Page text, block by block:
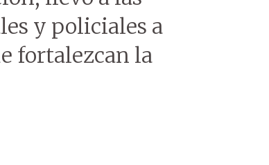
y policiales a
fortalezcan la